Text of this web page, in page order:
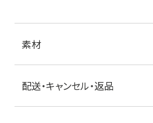
素材
配送・キャンセル・返品